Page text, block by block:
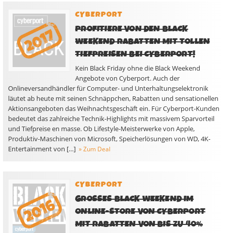
CYBERPORT
PROFITIERE VON DEN BLACK
WEEKEND RABATTEN MIT TOLLEN
TIEFPREISEN BEI CYBERPORT!
Kein Black Friday ohne die Black Weekend
Angebote von Cyberport. Auch der
Onlineversandhändler für Computer- und Unterhaltungselektronik
läutet ab heute mit seinen Schnäppchen, Rabatten und sensationellen
Aktionsangeboten das Weihnachtsgeschäft ein. Für Cyberport-Kunden
bedeutet das zahlreiche Technik-Highlights mit massivem Sparvorteil
und Tiefpreise en masse. Ob Lifestyle-Meisterwerke von Apple,
Produktiv-Maschinen von Microsoft, Speicherlösungen von WD, 4K-
Entertainment von […] » Zum Deal
CYBERPORT
GROSSES BLACK WEEKEND IM O
NLINE-STORE VON CYBERPORT M
IT RABATTEN VON BIS ZU 40%